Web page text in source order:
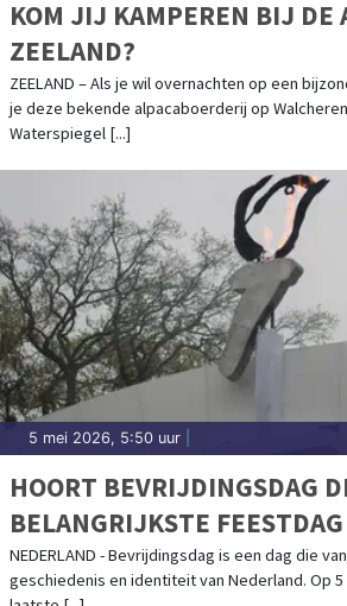
KOM JIJ KAMPEREN BIJ DE
ZEELAND?
ZEELAND – Als je wil overnachten op een
je deze bekende alpacaboerderij op
Waterspiegel [...]
5 mei 2026, 5:50 uur
HOORT BEVRIJDINGSDAG
BELANGRIJKSTE
JAAR TE KRIJGEN?
NEDERLAND - Bevrijdingsdag is een dag die
geschiedenis en identiteit van Nederland. Op